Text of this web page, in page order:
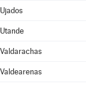
Ujados
Utande
Valdarachas
Valdearenas